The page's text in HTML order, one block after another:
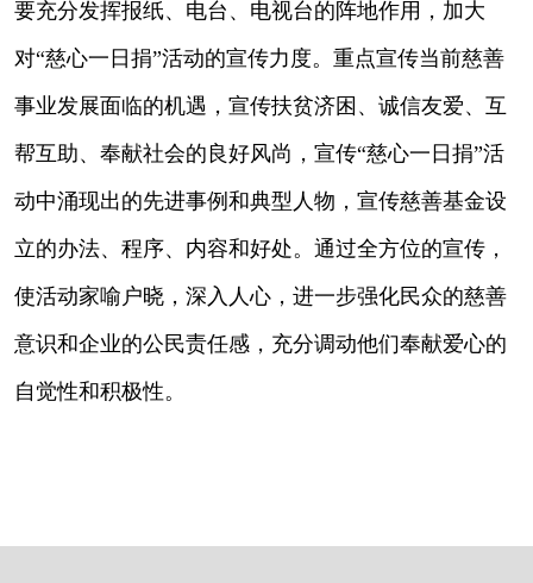
要充分发挥报纸、电台、电视台的阵地作用，加大
对“慈心一日捐”活动的宣传力度。重点宣传当前慈善
事业发展面临的机遇，宣传扶贫济困、诚信友爱、互
帮互助、奉献社会的良好风尚，宣传“慈心一日捐”活
动中涌现出的先进事例和典型人物，宣传慈善基金设
立的办法、程序、内容和好处。通过全方位的宣传，
使活动家喻户晓，深入人心，进一步强化民众的慈善
意识和企业的公民责任感，充分调动他们奉献爱心的
自觉性和积极性。